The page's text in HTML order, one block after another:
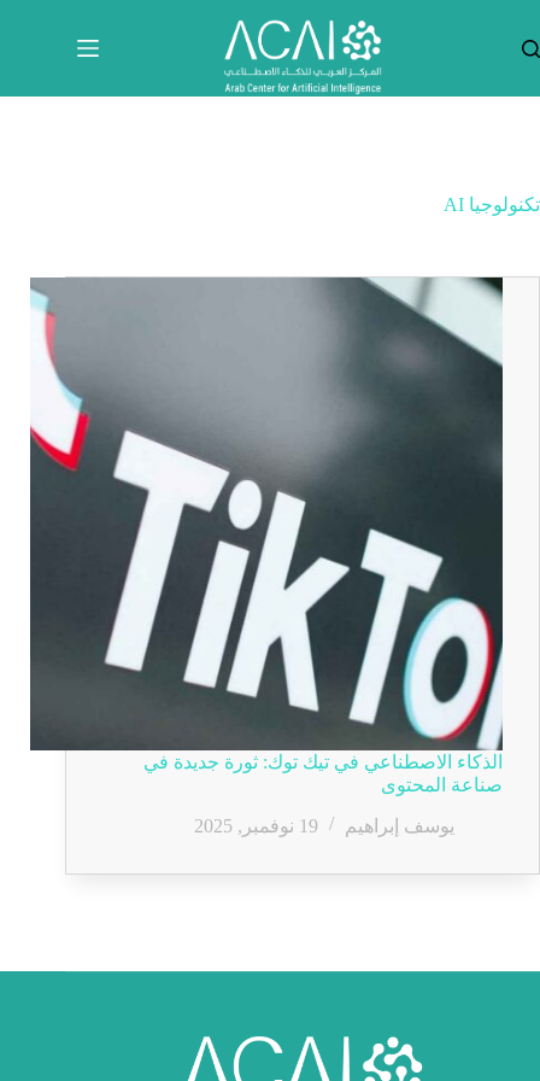
المحتوى
تكنولوجيا AI
الذكاء الاصطناعي في تيك توك: ثورة جديدة في
صناعة المحتوى
يوسف إبراهيم
19 نوفمبر, 2025